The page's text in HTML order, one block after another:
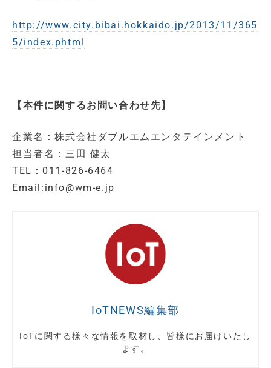
http://www.city.bibai.hokkaido.jp/2013/11/365
5/index.phtml
【本件に関するお問い合わせ先】
企業名：株式会社ダブルエムエンタテインメント
担当者名：三田 健太
TEL：011-826-6464
Email:info@wm-e.jp
IoTNEWS編集部
IoTに関する様々な情報を取材し、皆様にお届けいたし
ます。